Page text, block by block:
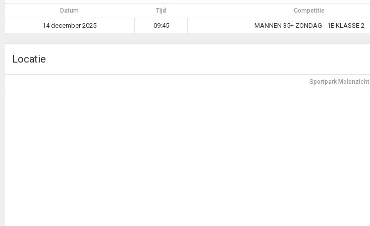
Datum Tijd Competitie
14 december 2025 09:45 MANNEN 35+ ZONDAG - 1E KLASSE 2
Locatie
Sportpark Molenzicht